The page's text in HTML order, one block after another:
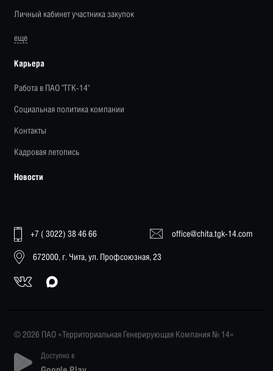
Личный кабинет участника закупок
еще
Карьера
Работа в ПАО "ТГК-14"
Социальная политика компании
Контакты
Кадровая летопись
Новости
+7 ( 3022) 38 46 66 office@chita.tgk-14.com
672000, г. Чита, ул. Профсоюзная, 23
© 2026 ПАО «Территориальная Генерирующая Компания № 14»
Доступно в